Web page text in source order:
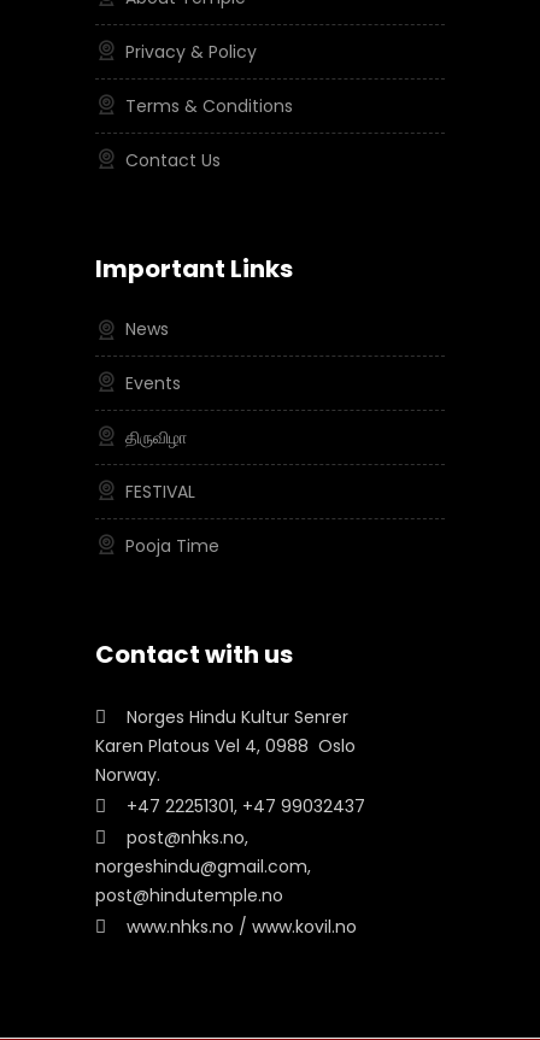
Privacy & Policy
Terms & Conditions
Contact Us
Important Links
News
Events
திருவிழா
FESTIVAL
Pooja Time
Contact with us
Norges Hindu Kultur Senrer
Karen Platous Vel 4, 0988 Oslo
Norway.
+47 22251301, +47 99032437
post@nhks.no,
norgeshindu@gmail.com,
post@hindutemple.no
www.nhks.no / www.kovil.no